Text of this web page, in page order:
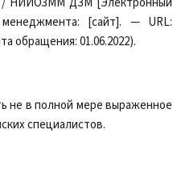
[сайт]. — URL:
обращения: 01.06.2022).
не в полной мере выраженное
специалистов.